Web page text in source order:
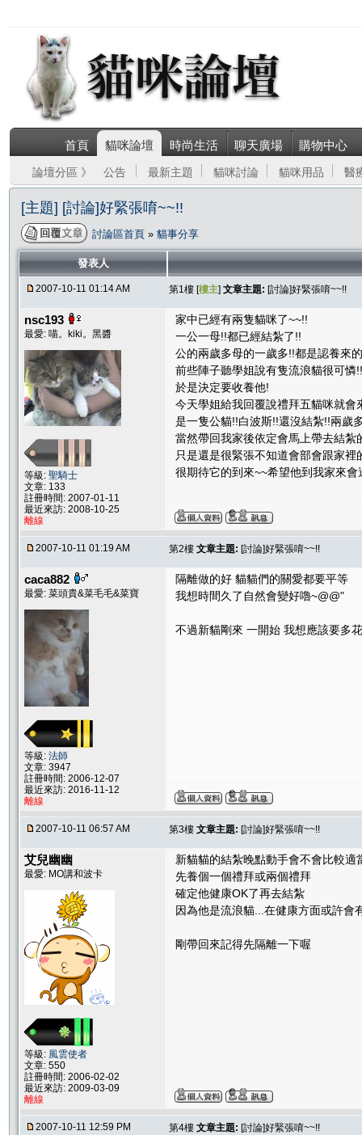
首頁 貓咪論壇 時尚生活 聊天廣場 購物中心
論壇分區 》 公告 最新主題 貓咪討論 貓咪用品 醫
[主題] [討論]好緊張唷~~!!
討論區首頁 » 貓事分享
發表人
2007-10-11 01:14 AM 第1樓 [樓主] 文章主題: [討論]好緊張唷~~!!
nsc193
最愛: 喵。kiki。黑醬
等級: 聖騎士
文章: 133
註冊時間: 2007-01-11
最近來訪: 2008-10-25
離線
家中已經有兩隻貓咪了~~!!
一公一母!!都已經結紮了!!
公的兩歲多母的一歲多!!都是認養來
前些陣子聽學姐說有隻流浪貓很可憐!!
於是決定要收養他!
今天學姐給我回覆說禮拜五貓咪就會
是一隻公貓!!白波斯!!還沒結紮!!兩歲
當然帶回我家後依定會馬上帶去結紮
只是還是很緊張不知道會部會跟家裡
很期待它的到來~~希望他到我家來會
2007-10-11 01:19 AM 第2樓 文章主題: [討論]好緊張唷~~!!
caca882
最愛: 菜頭貴&菜毛毛&菜寶
等級: 法師
文章: 3947
註冊時間: 2006-12-07
最近來訪: 2016-11-12
離線
隔離做的好 貓貓們的關愛都要平等
我想時間久了自然會變好嚕~@@"
不過新貓剛來 一開始 我想應該要多
2007-10-11 06:57 AM 第3樓 文章主題: [討論]好緊張唷~~!!
艾兒幽幽
最愛: MO講和波卡
等級: 風雲使者
文章: 550
註冊時間: 2006-02-02
最近來訪: 2009-03-09
離線
新貓貓的結紮晚點動手會不會比較適
先養個一個禮拜或兩個禮拜
確定他健康OK了再去結紮
因為他是流浪貓...在健康方面或許會
剛帶回來記得先隔離一下喔
2007-10-11 12:59 PM 第4樓 文章主題: [討論]好緊張唷~~!!